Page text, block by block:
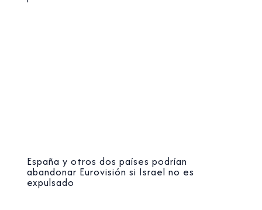
España y otros dos países podrían
abandonar Eurovisión si Israel no es
expulsado